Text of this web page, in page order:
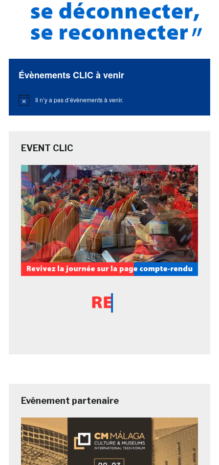
Évènements CLIC à venir
Notice Il n’y a pas d’évènements à venir.
EVENT CLIC
Evénement partenaire